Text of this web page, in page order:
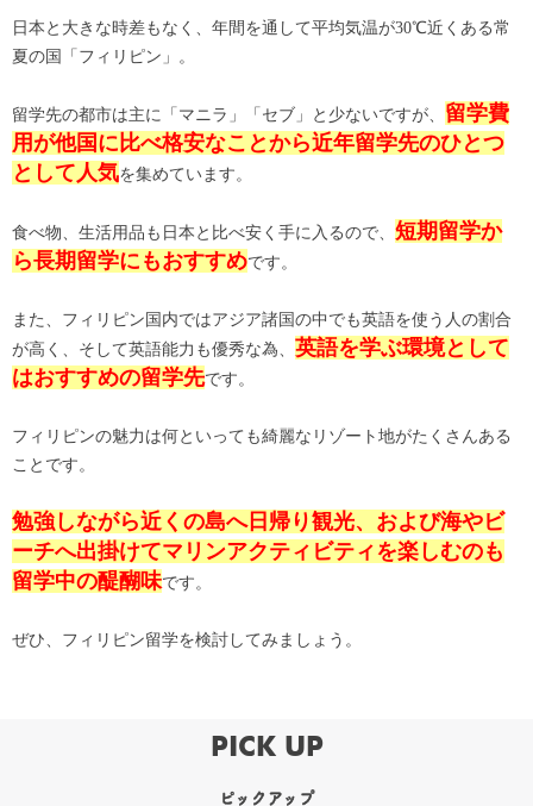
日本と大きな時差もなく、年間を通して平均気温が30℃近くある常
夏の国「フィリピン」。
留学先の都市は主に「マニラ」「セブ」と少ないですが、 留学費
用が他国に比べ格安なことから近年留学先のひとつ
として人気を集めています。
食べ物、生活用品も日本と比べ安く手に入るので、 短期留学か
ら長期留学にもおすすめです。
また、フィリピン国内ではアジア諸国の中でも英語を使う人の割合
が高く、そして英語能力も優秀な為、 英語を学ぶ環境として
はおすすめの留学先です。
フィリピンの魅力は何といっても綺麗なリゾート地がたくさんある
ことです。
勉強しながら近くの島へ日帰り観光、および海やビ
ーチへ出掛けてマリンアクティビティを楽しむのも
留学中の醍醐味です。
ぜひ、フィリピン留学を検討してみましょう。
PICK UP
ピックアップ